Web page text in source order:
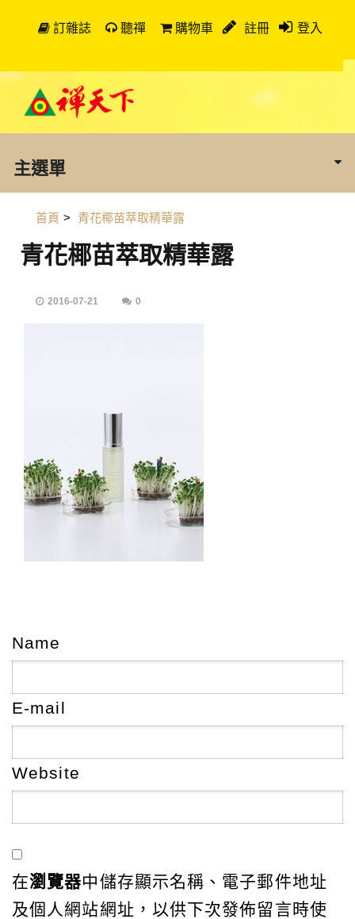
訂雜誌 聽禪 購物車 註冊 登入
主選單
首頁 > 青花椰苗萃取精華露
青花椰苗萃取精華露
2016-07-21 0
Name
E-mail
Website
在瀏覽器中儲存顯示名稱、電子郵件地址
及個人網站網址，以供下次發佈留言時使